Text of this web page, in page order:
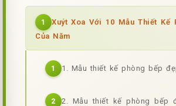
1
Xuýt Xoa Với 10 Mẫu Thiết Kế
Của Năm
1 1. Mẫu thiết kế phòng bếp
2
2. Mẫu thiết kế phòng bếp